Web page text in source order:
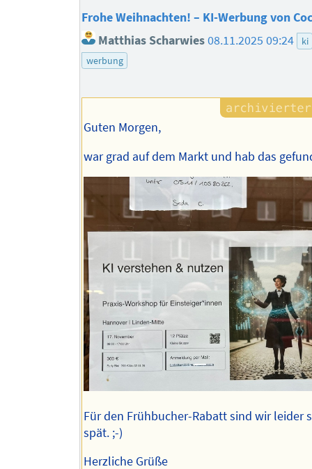
Frohe Weihnachten! – KI-Werbung von
Matthias Scharwies08.11.2025 09:24
ki
werbung
Guten Morgen,
war grad auf dem Markt und hab das
Für den Frühbucher-Rabatt sind wir leider
spät. ;-)
Herzliche Grüße